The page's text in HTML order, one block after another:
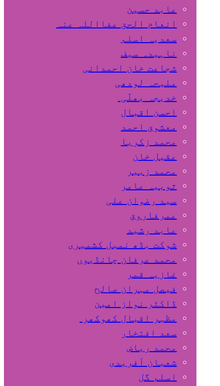
عابد حسین
انعام الحق عفااللہ عنہ
سعدیہ اسلم
ناہیدہ سیف
شجاعت خان احمدانی
ملیحہ لودھی
خدیجہ بھلّی
احسن اقبال
معشوق احمد
محمد زکریا
عقیل خان
محمد زبیر
ثوبیہ عامر
سید رضوان علی
عمرفاروق
عابد رشید
شوکت بڈھ نمبل کشمیری
محمد عرفان چانڈیوں
غازیہ قمر
فیصل مہران صالح
ڈاکٹر نواز امین
مظہر اقبال کھوکھر
سعد افتخار
محمد ریاض
شعبان آفریدی
اسلم گل